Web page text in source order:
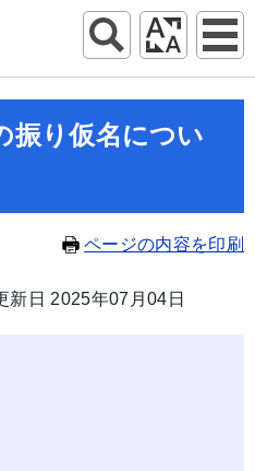
振り仮名につい
ページの内容を印刷
新日 2025年07月04日